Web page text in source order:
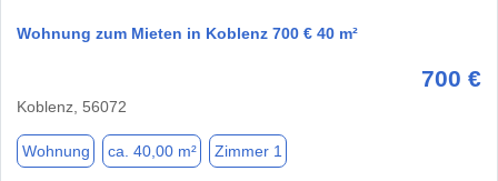
Wohnung zum Mieten in Koblenz 700 € 40 m²
700 €
Koblenz, 56072
Wohnung ca. 40,00 m² Zimmer 1